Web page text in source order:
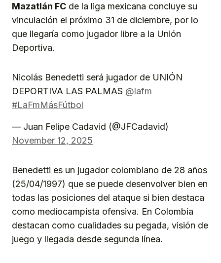
Mazatlán FC de la liga mexicana concluye su
vinculación el próximo 31 de diciembre, por lo
que llegaría como jugador libre a la Unión
Deportiva.
Nicolás Benedetti será jugador de UNIÓN
DEPORTIVA LAS PALMAS @lafm
#LaFmMásFútbol
— Juan Felipe Cadavid (@JFCadavid)
November 12, 2025
Benedetti es un jugador colombiano de 28 años
(25/04/1997) que se puede desenvolver bien en
todas las posiciones del ataque si bien destaca
como mediocampista ofensiva. En Colombia
destacan como cualidades su pegada, visión de
juego y llegada desde segunda línea.